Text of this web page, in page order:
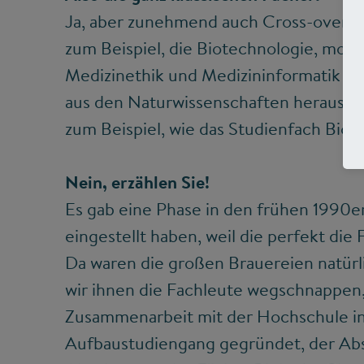
Ja, aber zunehmend auch Cross-
zum Beispiel, die Biotechnologie,
Medizinethik und Medizininformatik –
aus den Naturwissenschaften heraus
zum Beispiel, wie das Studienfach
Nein, erzählen Sie!
Es gab eine Phase in den frühen
eingestellt haben, weil die perfekt die
Da waren die großen Brauereien
wir ihnen die Fachleute
Zusammenarbeit mit der Hochschule
Aufbaustudiengang gegründet, der